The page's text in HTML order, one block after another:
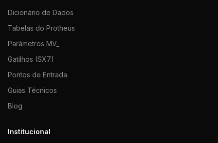
Dicionário de Dados
Tabelas do Protheus
Parâmetros MV_
Gatilhos (SX7)
Pontos de Entrada
Guias Técnicos
Blog
Institucional